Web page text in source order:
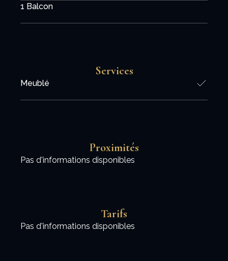
1 Balcon
Services
Meublé
Proximités
Pas d'informations disponibles
Tarifs
Pas d'informations disponibles